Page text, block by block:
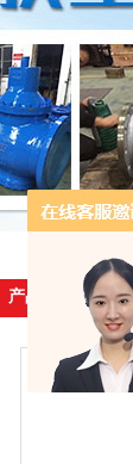
产品展示